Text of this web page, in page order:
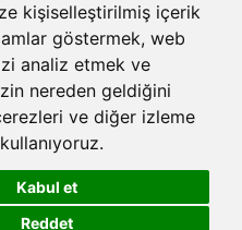
kişiselleştirilmiş içerik
göstermek, web
analiz etmek ve
nereden geldiğini
ve diğer izleme
Kabul et
Reddet
Saklıdır.